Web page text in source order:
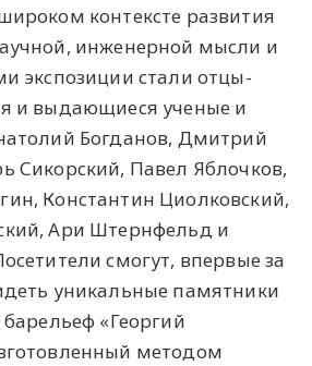
контексте развития
инженерной мысли и
экспозиции стали отцы-
и выдающиеся ученые и
Богданов, Дмитрий
Сикорский, Павел Яблочков,
Константин Циолковский,
Ари Штернфельд и
смогут, впервые за
уникальные памятники
«Георгий
методом